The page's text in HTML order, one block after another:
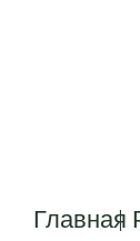
Главная